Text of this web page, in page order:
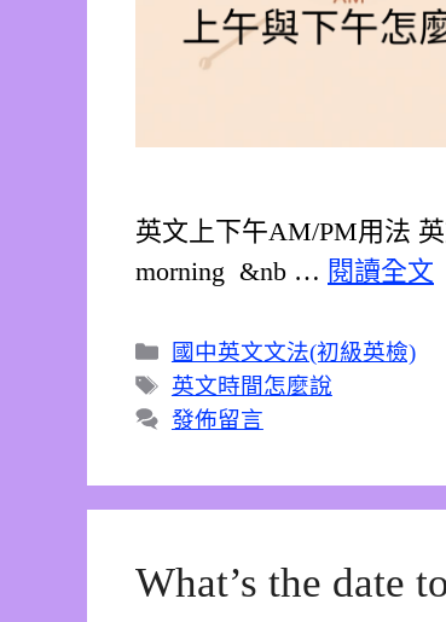
英文上下午AM/PM用法
morning &nb … 閱讀全文
分
類
國中英文文法(初級英檢)
標
籤
英文時間怎麼說
發佈留言
What’s the date